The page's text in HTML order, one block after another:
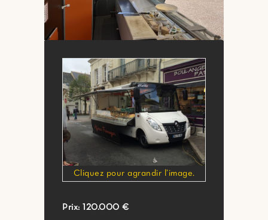
Cliquez pour agrandir l’image.
Prix: 120.000 €